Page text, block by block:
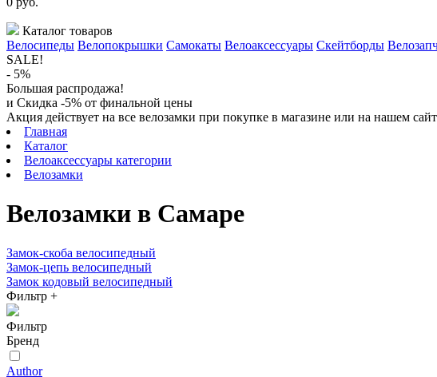
Каталог товаров
Велосипеды Велопокрышки Самокаты Велоаксессуары Скейтборды
SALE!
- 5%
Большая распродажа!
и Скидка -5% от финальной цены
Акция действует на все велозамки при покупке в магазине или на нашем
Главная
Каталог
Велоаксессуары категории
Велозамки
Велозамки в Самаре
Замок-скоба велосипедный
Замок-цепь велосипедный
Замок кодовый велосипедный
Фильтр +
Фильтр
Бренд
Author